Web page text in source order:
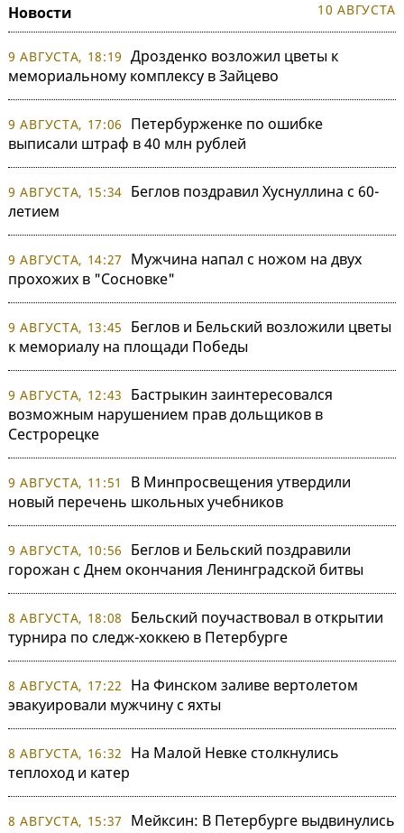
Новости 10 АВГУСТА
9 АВГУСТА, 18:19 Дрозденко возложил цветы к
мемориальному комплексу в Зайцево
9 АВГУСТА, 17:06
Петербурженке по ошибке
выписали штраф в 40 млн рублей
9 АВГУСТА, 15:34 Беглов поздравил Хуснуллина с 60-
летием
9 АВГУСТА, 14:27
Мужчина напал с ножом на двух
прохожих в "Сосновке"
9 АВГУСТА, 13:45
Беглов и Бельский возложили цветы
к мемориалу на площади Победы
9 АВГУСТА, 12:43
Бастрыкин заинтересовался
возможным нарушением прав дольщиков в
Сестрорецке
9 АВГУСТА, 11:51
В Минпросвещения утвердили
новый перечень школьных учебников
9 АВГУСТА, 10:56
Беглов и Бельский поздравили
горожан с Днем окончания Ленинградской битвы
8 АВГУСТА, 18:08
Бельский поучаствовал в открытии
турнира по следж-хоккею в Петербурге
8 АВГУСТА, 17:22
На Финском заливе вертолетом
эвакуировали мужчину с яхты
8 АВГУСТА, 16:32
На Малой Невке столкнулись
теплоход и катер
8 АВГУСТА, 15:37
Мейксин: В Петербурге выдвинулись